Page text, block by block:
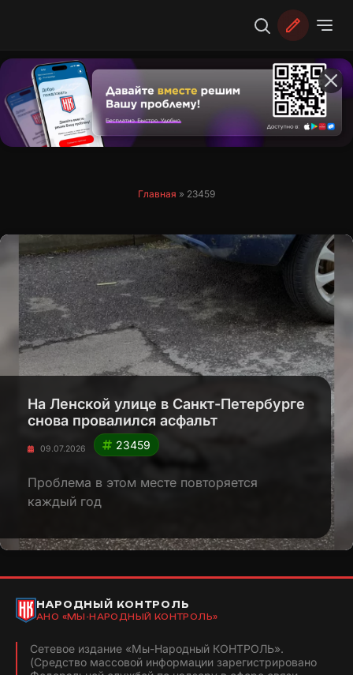
Главная » 23459
На Ленской улице в Санкт-Петербурге
снова провалился асфальт
09.07.2026 23459
Проблема в этом месте повторяется
каждый год
НАРОДНЫЙ КОНТРОЛЬ
АНО «МЫ-НАРОДНЫЙ КОНТРОЛЬ»
Сетевое издание «Мы-Народный КОНТРОЛЬ».
(Средство массовой информации зарегистрировано